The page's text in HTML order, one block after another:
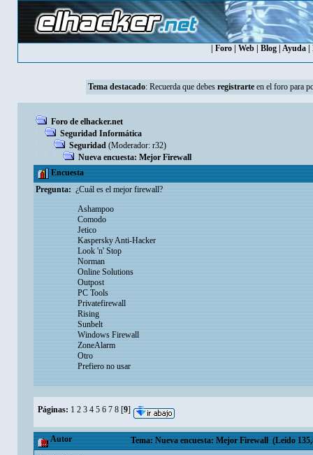
Foro| Web| Blog| Ayuda|
Tema destacado: Recuerda que debes registrarteen el foro para
Foro de elhacker.net
Seguridad Informática
Seguridad (Moderador: r32)
Nueva encuesta: Mejor Firewall
Encuesta
Pregunta: ¿Cuál es el mejor firewall?
Ashampoo
Comodo
Jetico
Kaspersky Anti-Hacker
Look 'n' Stop
Norman
Online Solutions
Outpost
PC Tools
Privatefirewall
Rising
Sunbelt
Windows Firewall
ZoneAlarm
Otro
Prefiero no usar
Páginas: 1 2 3 4 5 6 7 8 [9]
Autor Tema: Nueva encuesta: Mejor Firewall (Leído